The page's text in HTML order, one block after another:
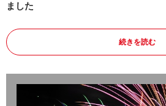
ました
続きを読む